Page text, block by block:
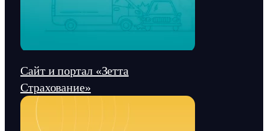
Сайт и портал «Зетта
Страхование»